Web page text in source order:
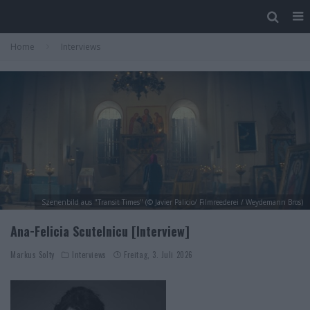
Home Interviews
Szenenbild aus "Transit Times" (© Javier Palicio/ Filmreederei / Weydemann Bros)
Ana-Felicia Scutelnicu [Interview]
Markus Solty Interviews Freitag, 3. Juli 2026